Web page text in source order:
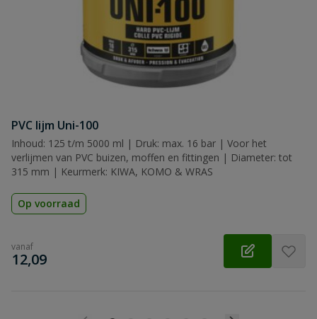
PVC lijm Uni-100
Inhoud: 125 t/m 5000 ml | Druk: max. 16 bar | Voor het
verlijmen van PVC buizen, moffen en fittingen | Diameter: tot
315 mm | Keurmerk: KIWA, KOMO & WRAS
Op voorraad
vanaf
€
12,09